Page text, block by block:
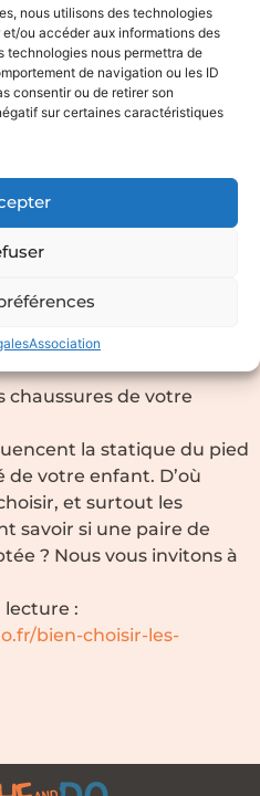
nous utilisons des technologies
ou accéder aux informations des
technologies nous permettra de
de navigation ou les ID
consentir ou de retirer son
sur certaines caractéristiques
Association
premières
votre
chaussures de votre
la statique du pied
votre enfant. D’où
et surtout les
savoir si une paire de
? Nous vous invitons à
lecture :
bien-choisir-les-